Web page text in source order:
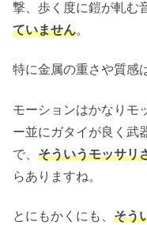
撃、歩く度に鎧が軋む
ていません。
特に金属の重さや質感
モーションはかなりモ
ー並にガタイが良く武
で、 そういうモッサリ
らありますね。
とにもかくにも、 そう